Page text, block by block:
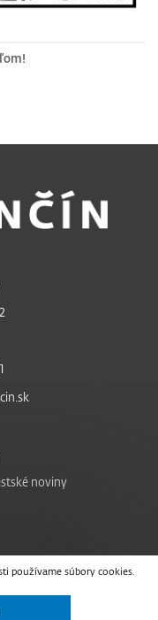
používame súbory cookies.
noviny